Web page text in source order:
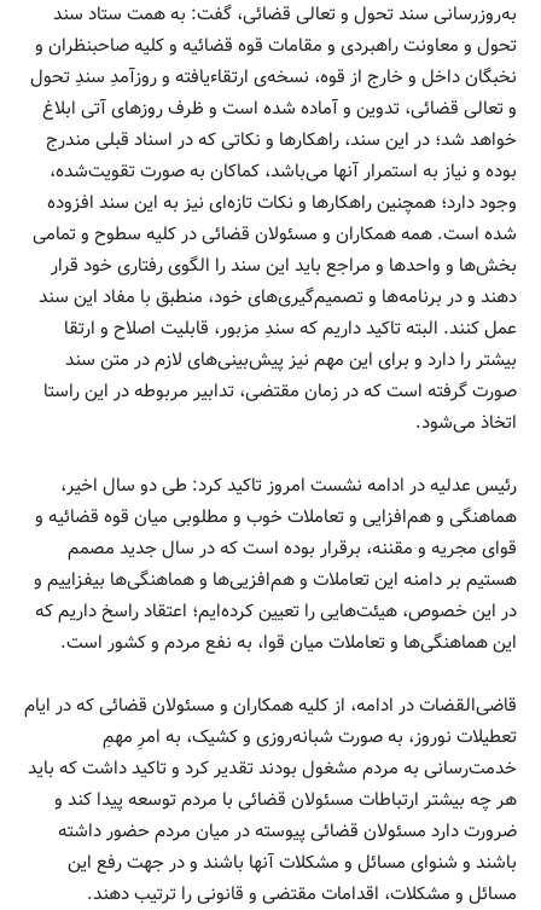
به‌روزرسانی سند تحول و تعالی قضائی، گفت: به همت ستاد سند
تحول و معاونت راهبردی و مقامات قوه قضائیه و کلیه صاحبنظران و
نخبگان داخل و خارج از قوه، نسخه‌ی ارتقاء‌یافته و روزآمدِ سندِ تحول
و تعالی قضائی، تدوین و آماده شده است و ظرف روزهای آتی ابلاغ
خواهد شد؛ در این سند، راهکارها و نکاتی که در اسناد قبلی مندرج
بوده و نیاز به استمرار آنها می‌باشد، کماکان به صورت تقویت‌شده،
وجود دارد؛ همچنین راهکارها و نکات تازه‌ای نیز به این سند افزوده
شده است. همه همکاران و مسئولان قضائی در کلیه سطوح و تمامی
بخش‌ها و واحدها و مراجع باید این سند را الگوی رفتاری خود قرار
دهند و در برنامه‌ها و تصمیم‌گیری‌های خود، منطبق با مفاد این سند
عمل کنند. البته تاکید داریم که سندِ مزبور، قابلیت اصلاح و ارتقا
بیشتر را دارد و برای این مهم نیز پیش‌بینی‌های لازم در متن سند
صورت گرفته است که در زمان مقتضی، تدابیر مربوطه در این راستا
اتخاذ می‌شود.
رئیس عدلیه در ادامه نشست امروز تاکید کرد: طی دو سال اخیر،
هماهنگی و هم‌افزایی و تعاملات خوب و مطلوبی میان قوه قضائیه و
قوای مجریه و مقننه، برقرار بوده است که در سال جدید مصمم
هستیم بر دامنه این تعاملات و هم‌افزیی‌ها و هماهنگی‌ها بیفزاییم و
در این خصوص، هیئت‌هایی را تعیین کرده‌ایم؛ اعتقاد راسخ داریم که
این هماهنگی‌ها و تعاملات میان قوا، به نفع مردم و کشور است.
قاضی‌القضات در ادامه، از کلیه همکاران و مسئولان قضائی که در ایام
تعطیلات نوروز، به صورت شبانه‌روزی و کشیک، به امرِ مهمِ
خدمت‌رسانی به مردم مشغول بودند تقدیر کرد و تاکید داشت که باید
هر چه بیشتر ارتباطات مسئولان قضائی با مردم توسعه پیدا کند و
ضرورت دارد مسئولان قضائی پیوسته در میان مردم حضور داشته
باشند و شنوای مسائل و مشکلات آنها باشند و در جهت رفع این
مسائل و مشکلات، اقدامات مقتضی و قانونی را ترتیب دهند.